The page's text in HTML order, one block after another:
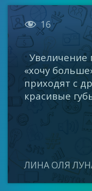
 16
Увеличение
«хочу
приходят с
красивые
ЛИНА ОЛЯ